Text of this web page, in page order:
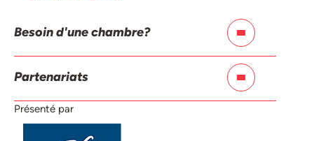
Besoin d'une chambre?
Nous avons un bloc de chambres au Embassy
Suites par Hilton Montréal, juste l'autre côté de la
Cliquez icipour accéder au lien de réservation*!
Partenariats
Pour le plan de partenariats,
Présenté par